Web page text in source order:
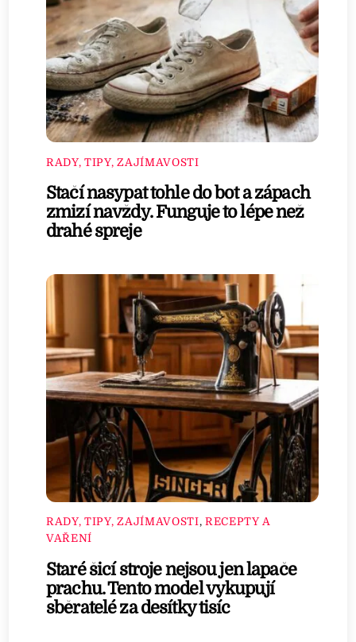
RADY, TIPY, ZAJÍMAVOSTI
Stačí nasypat tohle do bot a zápach
zmizí navždy. Funguje to lépe než
drahé spreje
RADY, TIPY, ZAJÍMAVOSTI, RECEPTY A
VAŘENÍ
Staré šicí stroje nejsou jen lapače
prachu. Tento model vykupují
sběratelé za desítky tisíc